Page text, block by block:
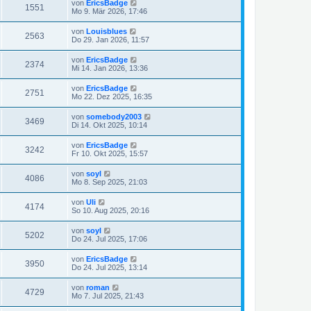
1551 von EricsBadge
Mo 9. Mär 2026, 17:46
2563 von Louisblues
Do 29. Jan 2026, 11:57
2374 von EricsBadge
Mi 14. Jan 2026, 13:36
2751 von EricsBadge
Mo 22. Dez 2025, 16:35
3469 von somebody2003
Di 14. Okt 2025, 10:14
3242 von EricsBadge
Fr 10. Okt 2025, 15:57
4086 von soyl
Mo 8. Sep 2025, 21:03
4174 von Uli
So 10. Aug 2025, 20:16
5202 von soyl
Do 24. Jul 2025, 17:06
3950 von EricsBadge
Do 24. Jul 2025, 13:14
4729 von roman
Mo 7. Jul 2025, 21:43